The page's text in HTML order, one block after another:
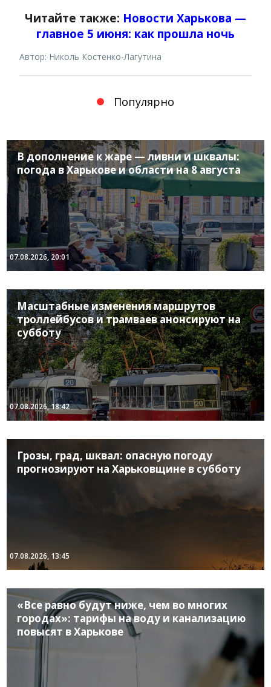
Читайте также: Новости Харькова —
главное 5 июня: как прошла ночь
Автор: Николь Костенко-Лагутина
Популярно
В дополнение к жаре — ливни и шквалы:
погода в Харькове и области на 8 августа
07.08.2026, 20:01
Масштабные изменения маршрутов
троллейбусов и трамваев анонсируют на
субботу
07.08.2026, 18:42
Грозы, град, шквал: опасную погоду
прогнозируют на Харьковщине в субботу
07.08.2026, 13:45
«Все равно будут ниже, чем во многих
городах»: тарифы на воду и канализацию
повысят в Харькове